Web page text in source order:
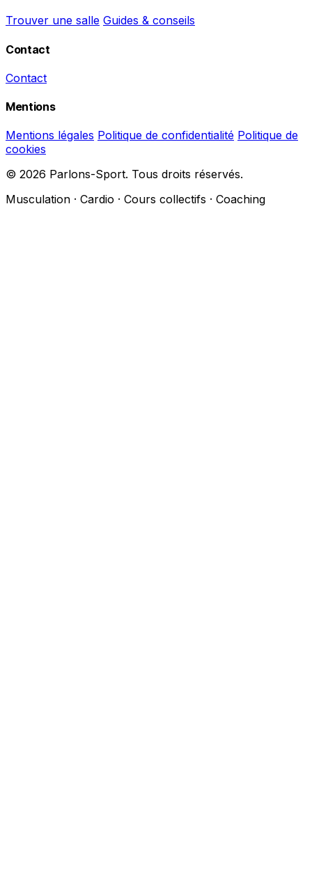
Trouver une salle Guides & conseils
Contact
Contact
Mentions
Mentions légales Politique de confidentialité Politique de
cookies
© 2026 Parlons-Sport. Tous droits réservés.
Musculation · Cardio · Cours collectifs · Coaching